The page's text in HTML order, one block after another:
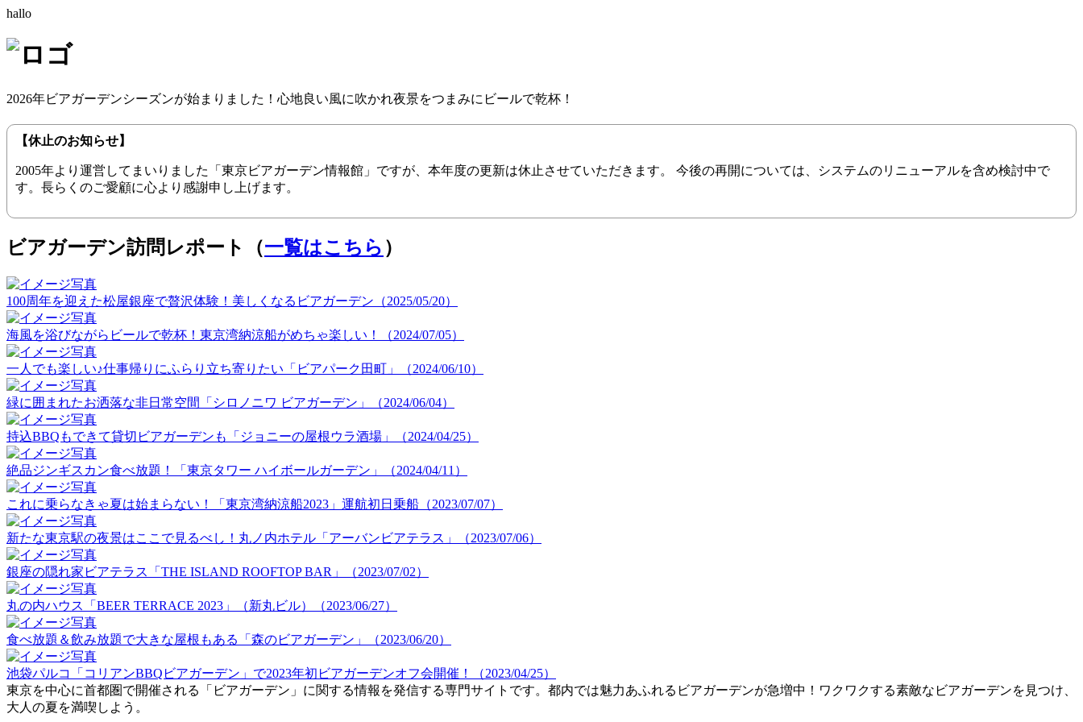
hallo
2026年ビアガーデンシーズンが始まりました！心地良い風に吹かれ夜景をつまみにビールで乾杯！
【休止のお知らせ】
2005年より運営してまいりました「東京ビアガーデン情報館」ですが、本年度の更新は休止させていただきます。 今後の再開については、システムのリニューアルを含め検討中で
す。長らくのご愛顧に心より感謝申し上げます。
ビアガーデン訪問レポート（一覧はこちら ）
100周年を迎えた松屋銀座で贅沢体験！美しくなるビアガーデン（2025/05/20）
海風を浴びながらビールで乾杯！東京湾納涼船がめちゃ楽しい！（2024/07/05）
一人でも楽しい♪仕事帰りにふらり立ち寄りたい「ビアパーク田町」（2024/06/10）
緑に囲まれたお洒落な非日常空間「シロノニワ ビアガーデン」（2024/06/04）
持込BBQもできて貸切ビアガーデンも「ジョニーの屋根ウラ酒場」（2024/04/25）
絶品ジンギスカン食べ放題！「東京タワー ハイボールガーデン」（2024/04/11）
これに乗らなきゃ夏は始まらない！「東京湾納涼船2023」運航初日乗船（2023/07/07）
新たな東京駅の夜景はここで見るべし！丸ノ内ホテル「アーバンビアテラス」（2023/07/06）
銀座の隠れ家ビアテラス「THE ISLAND ROOFTOP BAR」（2023/07/02）
丸の内ハウス「BEER TERRACE 2023」（新丸ビル）（2023/06/27）
食べ放題＆飲み放題で大きな屋根もある「森のビアガーデン」（2023/06/20）
池袋パルコ「コリアンBBQビアガーデン」で2023年初ビアガーデンオフ会開催！（2023/04/25）
東京を中心に首都圏で開催される「ビアガーデン」に関する情報を発信する専門サイトです。都内では魅力あふれるビアガーデンが急増中！ワクワクする素敵なビアガーデンを見つけ、
大人の夏を満喫しよう。